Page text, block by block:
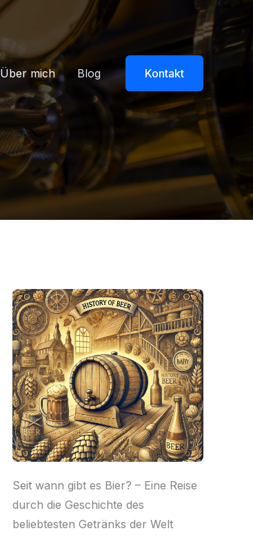
Über mich Blog Kontakt
Seit wann gibt es Bier? – Eine Reise
durch die Geschichte des
beliebtesten Getränks der Welt